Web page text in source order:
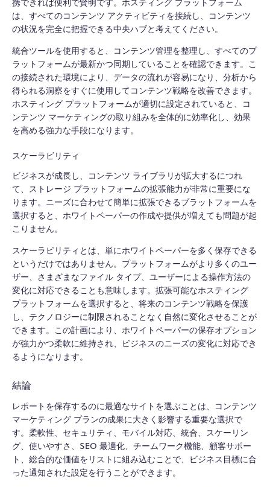
は、すべてのコンテンツ アクティビティを接続し、コンテンツ
の状況を完全に把握できる中央ハブと考えてください。
統合ツールを使用すると、コンテンツ管理を整理し、すべてのプ
ラットフォームが最新かつ同期していることを確認できます。こ
の接続された環境により、データの流れが容易になり、分析から
得られる洞察をすぐに使用してコンテンツ戦略を改善できます。
ホスティング プラットフォームが適切に設定されていると、コ
ンテンツ マーケティングの取り組みを全体的に効率化し、効果
を高める強力な手段になります。
スケーラビリティ
ビジネスが成長し、コンテンツ ライブラリが拡大するにつれ
て、ストレージ プラットフォームの拡張能力が非常に重要にな
ります。ニーズに合わせて簡単に拡張できるプラットフォームを
選択すると、ホワイトペーパーの作成や提供が増えても問題が起
こりません。
スケーラビリティとは、単にホワイトペーパーを多く保存できる
というだけではありません。プラットフォームがより多くのユー
ザー、さまざまなファイル タイプ、ユーザーによる操作方法の
変化に対応できることも意味します。拡張可能なホスティング
プラットフォームを選択すると、将来のコンテンツ戦略を保護
し、テクノロジーに制限されることなく自然に変化させることが
できます。この計画により、ホワイトペーパーの保存オプション
が強力かつ柔軟に維持され、ビジネスのニーズの変化に対応でき
るようになります。
結論
レポートを保存するのに最適なサイトを選ぶことは、コンテンツ
マーケティング プランの成果に大きく影響する重要な選択で
す。柔軟性、セキュリティ、モバイル対応、統合、スケーリン
グ、使いやすさ、SEO 最適化、チームワーク機能、顧客サポー
ト、総合的な価値をリストに組み込むことで、ビジネス目標に合
った通知された設定を行うことができます。